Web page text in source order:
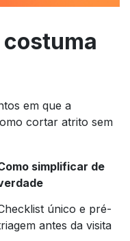
em que a
cortar atrito sem
simplificar de
único e pré-
antes da visita